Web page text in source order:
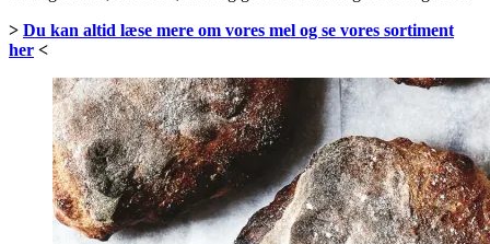
> Du kan altid læse mere om vores mel og se vores sortiment
her <